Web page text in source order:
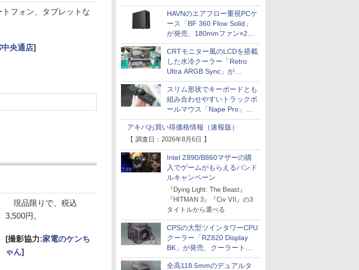
HAVNのエアフロー重視PCケ
ース「BF 360 Flow Solid」
が発売、180mmファン×2搭
載
CRTモニター風のLCDを搭載
した水冷クーラー「Retro
Ultra ARGB Sync」が
Thermaltakeから
スリム形状でキーボードとも
組み合わせやすいトラックボ
ールマウス「Nape Pro」が
Keychronから
アキバお買い得価格情報（速報版）
【 調査日：2026年8月6日 】
Intel Z890/B860マザーの購
入でゲームがもらえるバンド
ルキャンペーン
『Dying Light: The Beast』
『HITMAN 3』『Civ VII』の3
タイトルから選べる
CPSの大型ツインタワーCPU
クーラー「RZ820 Display
BK」が発売、クーラートッ
プに5インチ液晶搭載
全高118.5mmのデュアルタ
フォン、タブレットな
央通店]
現品限りで、税込
3,500円。
[撮影協力:家電のケンち
ゃん]